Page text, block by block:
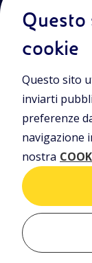
Entra nel
metodologie
multimediali,
di attualità.
POLICIES
Termini e
ALTRI LINK
Questo
cookie
Questo sito
inviarti
preferenze
navigazione
nostra